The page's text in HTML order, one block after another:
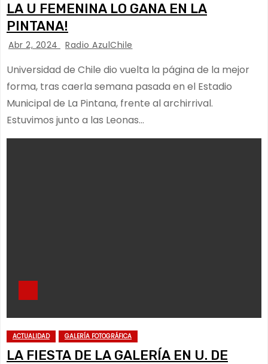
LA U FEMENINA LO GANA EN LA
PINTANA!
Abr 2, 2024 Radio AzulChile
Universidad de Chile dio vuelta la página de la mejor
forma, tras caerla semana pasada en el Estadio
Municipal de La Pintana, frente al archirrival.
Estuvimos junto a las Leonas…
ACTUALIDAD GALERÍA FOTOGRÁFICA
LA FIESTA DE LA GALERÍA EN U. DE